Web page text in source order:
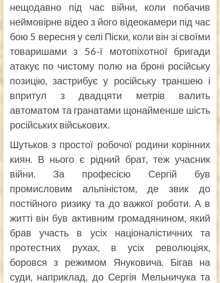
нещодавно під час війни, коли побачив
неймовірне відео з його відеокамери під час
бою 5 вересня у селі Піски, коли він зі своїми
товаришами з 56-ї мотопіхотної бригади
атакує по чистому полю на броні російську
позицію, застрибує у російську траншею і
впритул з двадцяти метрів валить
автоматом та гранатами щонайменше шість
російських військових.
Шутьков з простої робочої родини корінних
киян. В нього є рідний брат, теж учасник
війни. За професією Сергій був
промисловим альпіністом, де звик до
постійного ризику та до важкої роботи. А в
житті він був активним громадянином, який
брав участь в усіх націоналістичних та
протестних рухах, в усіх революціях,
боровся з режимом Януковича. Бігав на
суди, наприклад, до Сергія Мельничука та